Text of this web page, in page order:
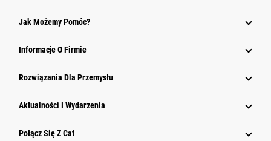
Jak Możemy Pomóc?
Informacje O Firmie
Rozwiązania Dla Przemysłu
Aktualności I Wydarzenia
Połącz Się Z Cat